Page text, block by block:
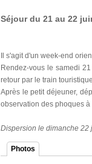
Séjour du 21 au 22
Il s'agit d'un week-end
Rendez-vous le samedi
retour par le train
Après le petit déjeuner,
observation des phoques
Dispersion le dimanche 22
Photos